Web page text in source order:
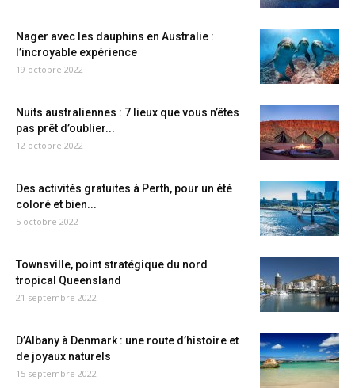
Nager avec les dauphins en Australie :
l’incroyable expérience
19 octobre 2022
Nuits australiennes : 7 lieux que vous n’êtes
pas prêt d’oublier...
12 octobre 2022
Des activités gratuites à Perth, pour un été
coloré et bien...
5 octobre 2022
Townsville, point stratégique du nord
tropical Queensland
21 septembre 2022
D’Albany à Denmark : une route d’histoire et
de joyaux naturels
15 septembre 2022